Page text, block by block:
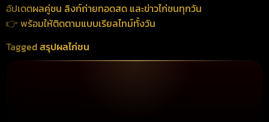
อัปเดตผลคู่ชน ลิงก์ถ่ายทอดสด และข่าวไก่ชนทุกวัน
👉 พร้อมให้ติดตามแบบเรียลไทม์ทั้งวัน
Taggedสรุปผลไก่ชน